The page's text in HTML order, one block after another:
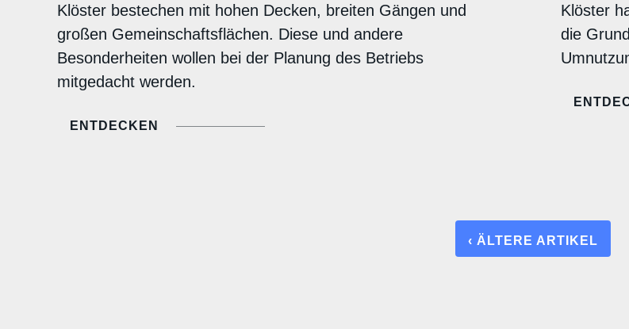
Klöster bestechen mit hohen Decken, breiten Gängen und
großen Gemeinschaftsflächen. Diese und andere
Besonderheiten wollen bei der Planung des Betriebs
mitgedacht werden.
ENTDECKEN
Klöster
die
‹ ÄLTERE ARTIKEL